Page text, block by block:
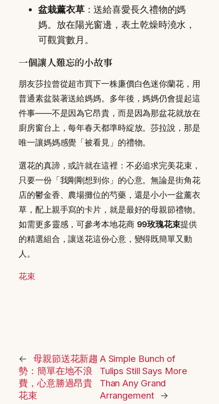
盆栽薰衣草：送給喜愛長久禮物的媽
媽。放在陽光窗邊，表土乾燥時澆水，
可觀賞數月。
一個讓人難忘的小故事
朋友莎拉曾從超市買下一株廉價白色迷你蘭花，用
普通素盆裝著送給媽媽。多年後，媽媽仍會提起這
件事——不是因為它昂貴，而是因為那盆花就放在
廚房窗台上，每年春天都準時綻放。莎拉說，那是
唯一讓媽媽感覺「被看見」的禮物。
選花的真諦，或許就在這裡：不必追求完美花束，
只要一份「我剛剛想到你」的心意。無論是街角花
店的鬱金香、農場攤位的芍藥，還是小小一盆薰衣
草，配上親手寫的卡片，就是最好的母親節禮物。
如需更多靈感，可參考本地花商 99玫瑰花束提供
的精選組合，讓送花這份心意，變得既簡單又動
人。
花束
←
母親節送花新趨
勢：簡單在地不浪
費，心意勝過昂貴
花束
A Simple Bunch of
Tulips Still Says More
Than Any Grand
Arrangement
→